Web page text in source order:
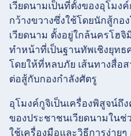
เวียดนามเป็นที่ตั้งของอุโมง
กว้างขวางซึ่งใช้โดยนักสู้กอ
เวียดนาม ตั้งอยู่ใกล้นครโฮ
ทำหน้าที่เป็นฐานทัพเชิงยุท
โดยให้ที่หลบภัย เส้นทางสื่อส
ต่อสู้กับกองกำลังศัตรู
อุโมงค์กูจิเป็นเครื่องพิสูจน์
ของประชาชนเวียดนามในช่
ใช้เครื่องมือและวิธีการง่าย